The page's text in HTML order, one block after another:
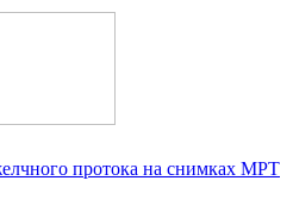
протока на снимках МРТ